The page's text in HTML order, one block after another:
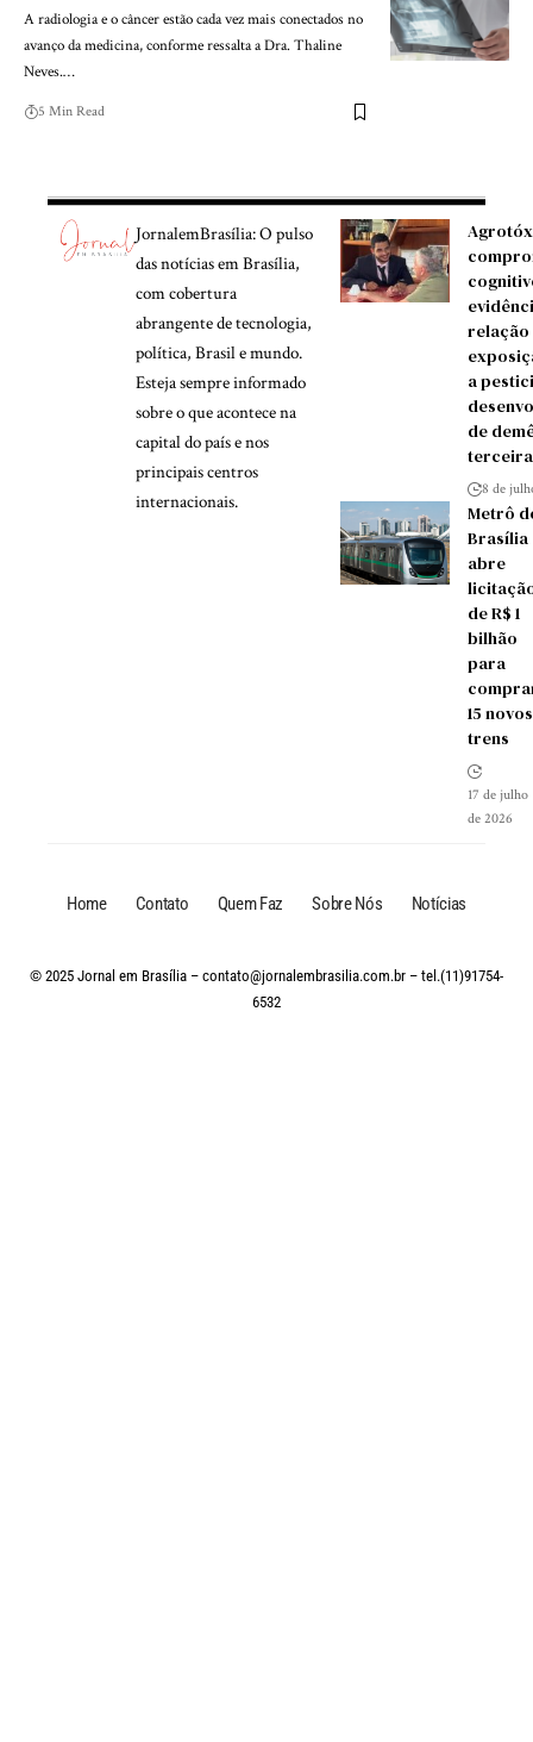
A radiologia e o câncer estão cada vez mais conectados no
avanço da medicina, conforme ressalta a Dra. Thaline
Neves.…
5 Min Read
JornalemBrasília: O pulso
das notícias em Brasília,
com cobertura
abrangente de tecnologia,
política, Brasil e mundo.
Esteja sempre informado
sobre o que acontece na
capital do país e nos
principais centros
internacionais.
a
de
8 de
Metrô
Brasília
abre
de R$ 1
bilhão
para
15 novos
trens
17 de julho
de 2026
Home Contato Quem Faz Sobre Nós Notícias
© 2025 Jornal em Brasília – contato@jornalembrasilia.com.br – tel.(11)91754-
6532